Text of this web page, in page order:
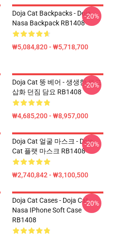
Doja Cat Backpacks - Doja
Nasa Backpack RB1408
₩5,084,820 - ₩5,718,700
-20%
Doja Cat 뚱 베어 - 생생한 로고
삽화 던짐 담요 RB1408
₩4,685,200 - ₩8,957,000
-20%
Doja Cat 얼굴 마스크 - Doja
Cat 플랫 마스크 RB1408
₩2,740,842 - ₩3,100,500
-20%
Doja Cat Cases - Doja Cat
Nasa IPhone Soft Case
RB1408
-20%